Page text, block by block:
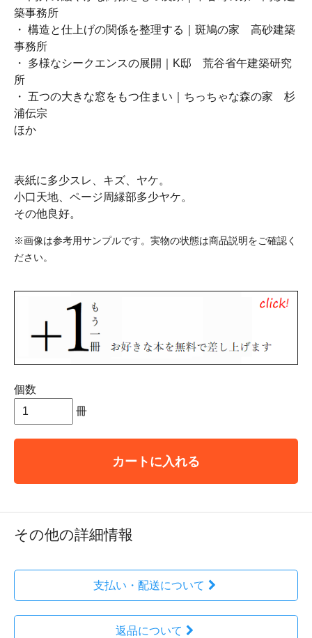
築事務所
・ 構造と仕上げの関係を整理する｜斑鳩の家 高砂建築
事務所
・ 多様なシークエンスの展開｜K邸 荒谷省午建築研究
所
・ 五つの大きな窓をもつ住まい｜ちっちゃな森の家 杉
浦伝宗
ほか
表紙に多少スレ、キズ、ヤケ。
小口天地、ページ周縁部多少ヤケ。
その他良好。
※画像は参考用サンプルです。実物の状態は商品説明をご確認く
ださい。
個数
冊
カートに入れる
その他の詳細情報
支払い・配送について
返品について